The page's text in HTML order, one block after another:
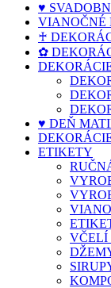
♥
VIANOČNÉ
♰
✿
♥ DEŇ
ETIKETY
VČELÍ